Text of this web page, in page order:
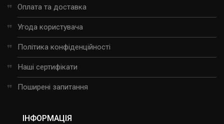
Оплата та доставка
Угода користувача
Політика конфіденційності
Наші сертифікати
Поширені запитання
ІНФОРМАЦІЯ